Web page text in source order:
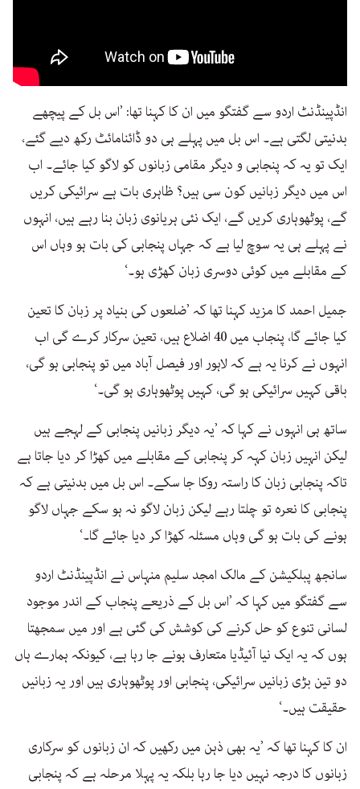
انڈپینڈنٹ اردو سے گفتگو میں ان کا کہنا تھا: ’اس بل کے پیچھے
بدنیتی لگتی ہے۔ اس بل میں پہلے ہی دو ڈائنامائٹ رکھ دیے گئے،
ایک تو یہ کہ پنجابی و دیگر مقامی زبانوں کو لاگو کیا جائے۔ اب
اس میں دیگر زبانیں کون سی ہیں؟ ظاہری بات ہے سرائیکی کریں
گے، پوٹھوہاری کریں گے، ایک نئی ہریانوی زبان بنا رہے ہیں، انہوں
نے پہلے ہی یہ سوچ لیا ہے کہ جہاں پنجابی کی بات ہو وہاں اس
کے مقابلے میں کوئی دوسری زبان کھڑی ہو۔‘
جمیل احمد کا مزید کہنا تھا کہ ’ضلعوں کی بنیاد پر زبان کا تعین
کیا جائے گا، پنجاب میں 40 اضلاع ہیں، تعین سرکار کرے گی اب
انہوں نے کرنا یہ ہے کہ لاہور اور فیصل آباد میں تو پنجابی ہو گی،
باقی کہیں سرائیکی ہو گی، کہیں پوٹھوہاری ہو گی۔‘
ساتھ ہی انہوں نے کہا کہ ’یہ دیگر زبانیں پنجابی کے لہجے ہیں
لیکن انہیں زبان کہہ کر پنجابی کے مقابلے میں کھڑا کر دیا جاتا ہے
تاکہ پنجابی زبان کا راستہ روکا جا سکے۔ اس بل میں بدنیتی ہے کہ
پنجابی کا نعرہ تو چلتا رہے لیکن زبان لاگو نہ ہو سکے جہاں لاگو
ہونے کی بات ہو گی وہاں مسئلہ کھڑا کر دیا جائے گا۔‘
سانجھ پبلکیشن کے مالک امجد سلیم منہاس نے انڈپینڈنٹ اردو
سے گفتگو میں کہا کہ ’اس بل کے ذریعے پنجاب کے اندر موجود
لسانی تنوع کو حل کرنے کی کوشش کی گئی ہے اور میں سمجھتا
ہوں کہ یہ ایک نیا آئیڈیا متعارف ہونے جا رہا ہے، کیونکہ ہمارے ہاں
دو تین بڑی زبانیں سرائیکی، پنجابی اور پوٹھوہاری ہیں اور یہ زبانیں
حقیقت ہیں۔‘
ان کا کہنا تھا کہ ’یہ بھی ذہن میں رکھیں کہ ان زبانوں کو سرکاری
زبانوں کا درجہ نہیں دیا جا رہا بلکہ یہ پہلا مرحلہ ہے کہ پنجابی